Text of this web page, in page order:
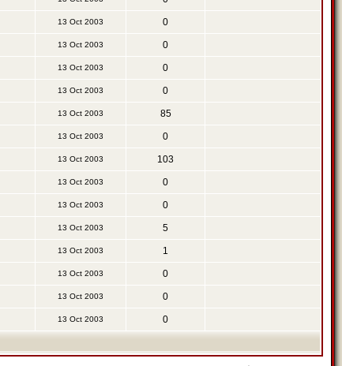
13 Oct 2003 0
13 Oct 2003 0
13 Oct 2003 0
13 Oct 2003 0
13 Oct 2003 85
13 Oct 2003 0
13 Oct 2003 103
13 Oct 2003 0
13 Oct 2003 0
13 Oct 2003 5
13 Oct 2003 1
13 Oct 2003 0
13 Oct 2003 0
13 Oct 2003 0